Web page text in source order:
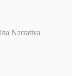
Narrativa